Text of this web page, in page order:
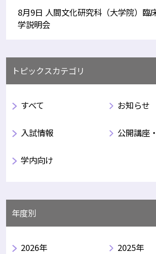
8月9日 人間文化研究科（大学院）臨
学説明会
トピックスカテゴリ
すべて お知らせ
入試情報 公開講座
学内向け
年度別
2026年 2025年